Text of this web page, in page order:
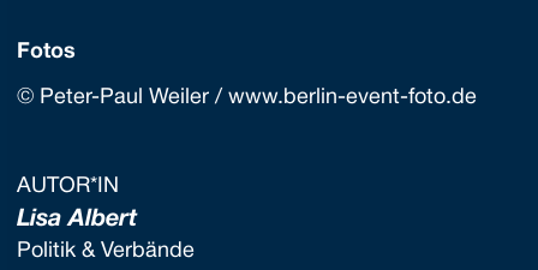
Fotos
© Peter-Paul Weiler / www.berlin-event-foto.de
AUTOR*IN
Lisa Albert
Politik & Verbände